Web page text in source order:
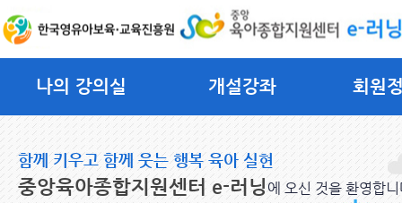
나의 강의실 개설강좌 회원
함께 키우고 함께 웃는 행복 육아 실현
중앙육아종합지원센터 e-러닝 에 오신 것을 환영합